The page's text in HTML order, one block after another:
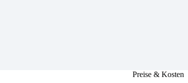
Preise & Kosten